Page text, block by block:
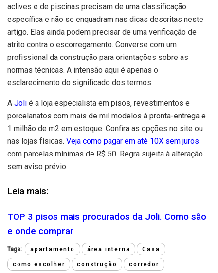
aclives e de piscinas precisam de uma classificação
específica e não se enquadram nas dicas descritas neste
artigo. Elas ainda podem precisar de uma verificação de
atrito contra o escorregamento. Converse com um
profissional da construção para orientações sobre as
normas técnicas. A intensão aqui é apenas o
esclarecimento do significado dos termos.
A Joli é a loja especialista em pisos, revestimentos e
porcelanatos com mais de mil modelos à pronta-entrega e
1 milhão de m2 em estoque. Confira as opções no site ou
nas lojas físicas. Veja como pagar em até 10X sem juros
com parcelas mínimas de R$ 50. Regra sujeita à alteração
sem aviso prévio.
Leia mais:
TOP 3 pisos mais procurados da Joli. Como são
e onde comprar
Tags: apartamento área interna Casa
como escolher construção corredor